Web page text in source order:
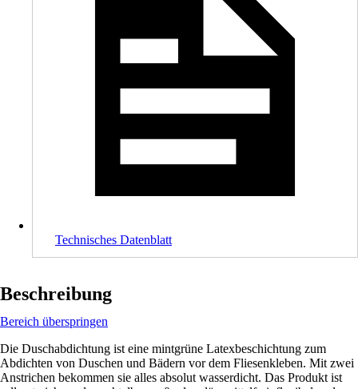
Technisches Datenblatt
Beschreibung
Bereich überspringen
Die Duschabdichtung ist eine mintgrüne Latexbeschichtung zum
Abdichten von Duschen und Bädern vor dem Fliesenkleben. Mit zwei
Anstrichen bekommen sie alles absolut wasserdicht. Das Produkt ist